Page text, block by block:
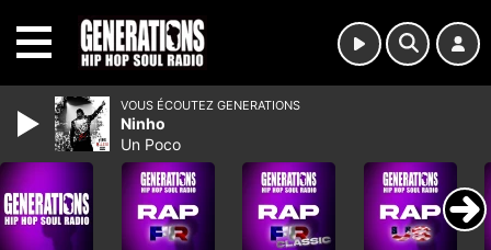
VOUS ÉCOUTEZ GENERATIONS
Ninho
Un Poco